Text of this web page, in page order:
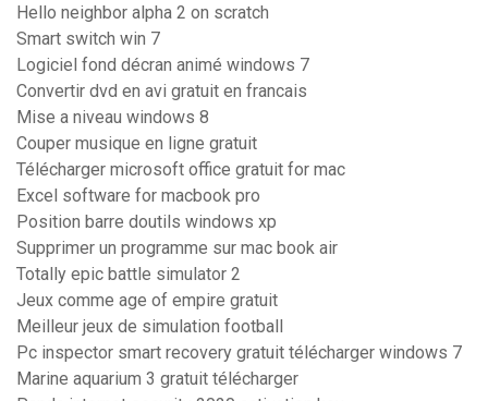
Hello neighbor alpha 2 on scratch
Smart switch win 7
Logiciel fond décran animé windows 7
Convertir dvd en avi gratuit en francais
Mise a niveau windows 8
Couper musique en ligne gratuit
Télécharger microsoft office gratuit for mac
Excel software for macbook pro
Position barre doutils windows xp
Supprimer un programme sur mac book air
Totally epic battle simulator 2
Jeux comme age of empire gratuit
Meilleur jeux de simulation football
Pc inspector smart recovery gratuit télécharger windows 7
Marine aquarium 3 gratuit télécharger